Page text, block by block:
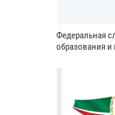
Федеральная
образования и